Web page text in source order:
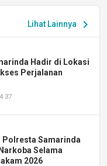
Lihat Lainnya chevron_right
Hadir di Lokasi
Perjalanan
Polresta Samarinda
Selama
2026